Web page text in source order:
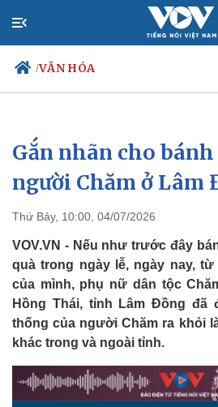
/VĂN HÓA
Chính trị
Tổ chức nhân sự
Nhận diện sự thật
Xã
Tin
Dự
Gắn nhãn cho
người Chăm ở Lâm
Thứ Bảy, 10:00, 04/07/2026
VOV.VN - Nếu như trước đây
quà trong ngày lễ, ngày nay,
của mình, phụ nữ dân tộc
Hồng Thái, tỉnh Lâm Đồng đã
thống của người Chăm ra khỏi
khác trong và ngoài tỉnh.